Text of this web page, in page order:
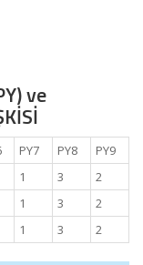
ve
PY7 PY8
PY9
1 3
2
1 3
2
1 3 2